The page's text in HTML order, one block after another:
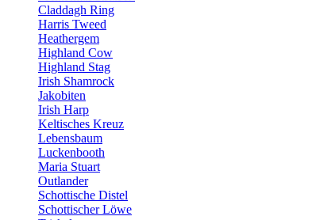
Claddagh Ring
Harris Tweed
Heathergem
Highland Cow
Highland Stag
Irish Shamrock
Jakobiten
Irish Harp
Keltisches Kreuz
Lebensbaum
Luckenbooth
Maria Stuart
Outlander
Schottische Distel
Schottischer Löwe